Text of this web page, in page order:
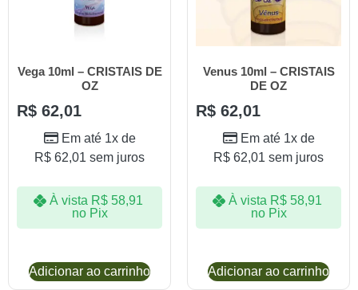
Vega 10ml – CRISTAIS DE
OZ
R$ 62,01
Em até 1x de
R$ 62,01 sem juros
À vista R$58,91
no Pix
Adicionar ao carrinho
Venus 10ml – CRISTAIS
DE OZ
R$ 62,01
Em até 1x de
R$ 62,01 sem juros
À vista R$58,91
no Pix
Adicionar ao carrinho